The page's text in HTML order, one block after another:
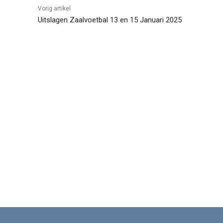
Vorig artikel
Uitslagen Zaalvoetbal 13 en 15 Januari 2025